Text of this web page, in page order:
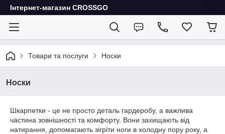
Інтернет-магазин CROSSGO
Товари та послуги Носки
Носки
Шкарпетки - це не просто деталь гардеробу, а важлива
частина зовнішності та комфорту. Вони захищають від
натирання, допомагають зігріти ноги в холодну пору року, а